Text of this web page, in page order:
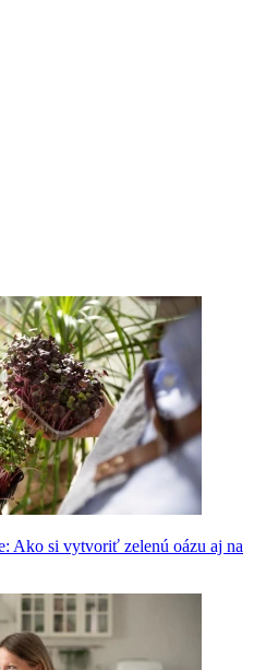
Ako si vytvoriť zelenú oázu aj na